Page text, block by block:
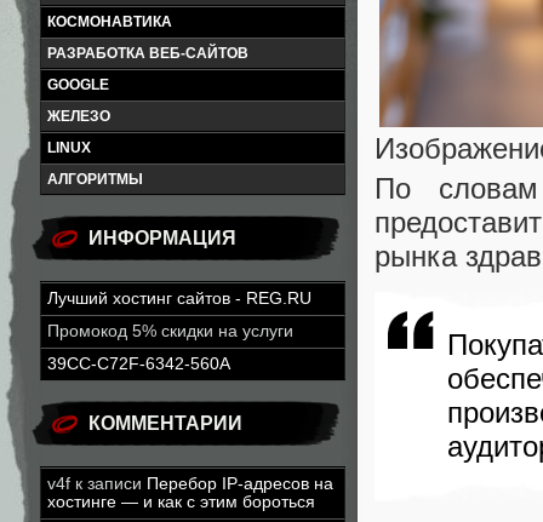
КОСМОНАВТИКА
РАЗРАБОТКА ВЕБ-САЙТОВ
GOOGLE
ЖЕЛЕЗО
LINUX
АЛГОРИТМЫ
ИНФОРМАЦИЯ
Лучший хостинг сайтов - REG.RU
Промокод 5% скидки на услуги
39CC-C72F-6342-560A
КОММЕНТАРИИ
v4f к записи Перебор IP-адресов на
хостинге — и как с этим бороться
По
рынка